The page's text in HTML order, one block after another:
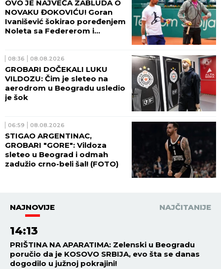
OVO JE NAJVEĆA ZABLUDA O
NOVAKU ĐOKOVIĆU! Goran
Ivanišević šokirao poređenjem
Noleta sa Federerom i
08:36 08.08.2026
GROBARI DOČEKALI LUKU
VILDOZU: Čim je sleteo na
aerodrom u Beogradu usledio
je šok
06:59 08.08.2026
STIGAO ARGENTINAC,
GROBARI "GORE": Vildoza
sleteo u Beograd i odmah
zadužio crno-beli šal! (FOTO)
NAJNOVIJE NAJČITANIJE
14:13
PRIŠTINA NA APARATIMA: Zelenski u Beogradu
poručio da je KOSOVO SRBIJA, evo šta se danas
dogodilo u južnoj pokrajini!